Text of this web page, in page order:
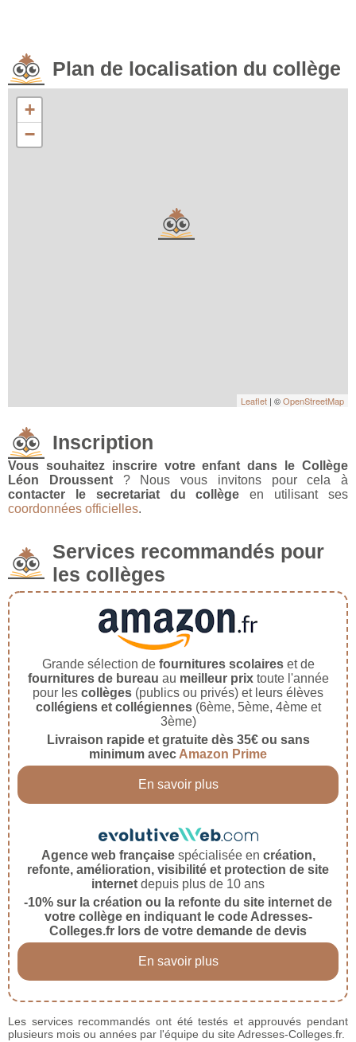
Plan de localisation du collège
+
−
Leaflet | ©OpenStreetMap
Inscription
Vous souhaitez inscrire votre enfant dans le Collège
Léon Droussent? Nous vous invitons pour cela à
contacter le secretariat du collège en utilisant ses
coordonnées officielles.
Services recommandés pour
les collèges
Grande sélection de fournitures scolaireset de
fournitures de bureau au meilleur prixtoute l'année
pour les collèges (publics ou privés) et leurs élèves
collégiens et collégiennes(6ème, 5ème, 4ème et
3ème)
Livraison rapide et gratuite dès 35€ ou sans
minimum avec Amazon Prime
En savoir plus
Agence web françaisespécialisée en création,
refonte, amélioration, visibilité et protection de site
internet depuis plus de 10 ans
-10% sur la création ou la refonte du site internet de
votre collège en indiquant le code Adresses-
Colleges.fr lors de votre demande de devis
En savoir plus
Les services recommandés ont été testés et approuvés pendant
plusieurs mois ou années par l'équipe du site Adresses-Colleges.fr.